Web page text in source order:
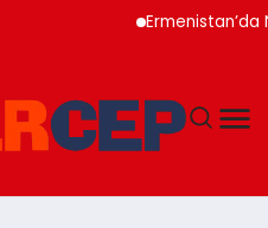
Ermenistan’da Nikol